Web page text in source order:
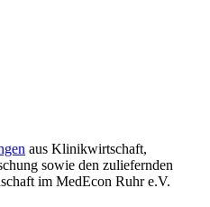
aus Klinikwirtschaft,
sowie den zuliefernden
im MedEcon Ruhr e.V.